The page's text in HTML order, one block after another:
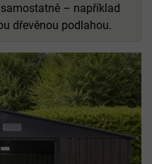
– například
dřevěnou podlahou.